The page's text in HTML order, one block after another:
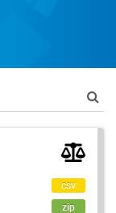
csv
zip